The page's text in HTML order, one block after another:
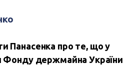
Панасенка про те, що у
Фонду держмайна України